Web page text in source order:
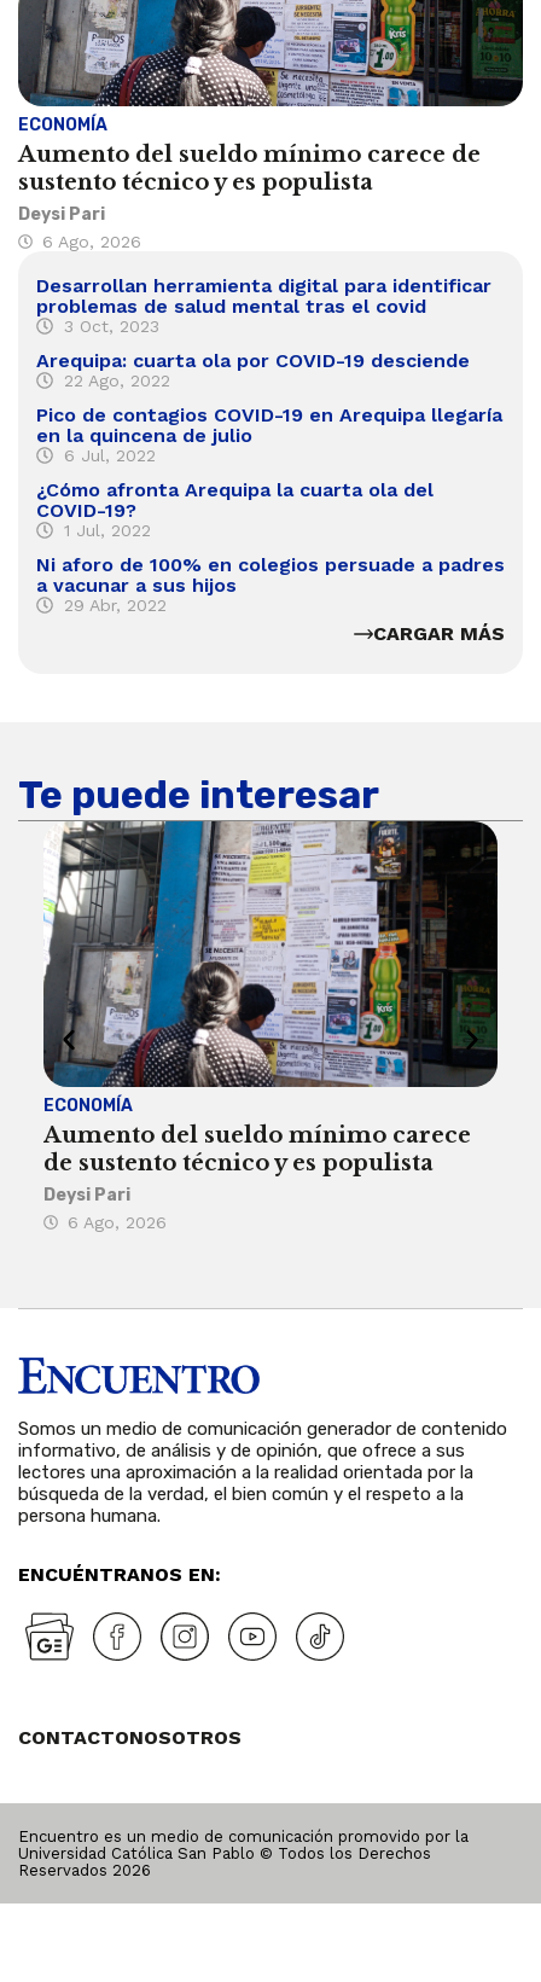
ECONOMÍA
Aumento del sueldo mínimo carece de
sustento técnico y es populista
Deysi Pari
6 Ago, 2026
Desarrollan herramienta digital para identificar
problemas de salud mental tras el covid
3 Oct, 2023
Arequipa: cuarta ola por COVID-19 desciende
22 Ago, 2022
Pico de contagios COVID-19 en Arequipa llegaría
en la quincena de julio
6 Jul, 2022
¿Cómo afronta Arequipa la cuarta ola del
COVID-19?
1 Jul, 2022
Ni aforo de 100% en colegios persuade a padres
a vacunar a sus hijos
29 Abr, 2022
CARGAR MÁS
Te puede interesar
ECONOMÍA
Aumento del sueldo mínimo carece
de sustento técnico y es populista
Deysi Pari
6 Ago, 2026
Somos un medio de comunicación generador de contenido
informativo, de análisis y de opinión, que ofrece a sus
lectores una aproximación a la realidad orientada por la
búsqueda de la verdad, el bien común y el respeto a la
persona humana.
ENCUÉNTRANOS EN:
CONTACTONOSOTROS
Encuentro es un medio de comunicación promovido por la
Universidad Católica San Pablo © Todos los Derechos
Reservados 2026